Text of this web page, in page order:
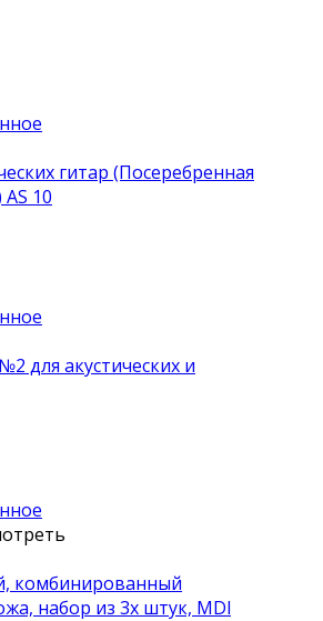
гитар (Посеребренная
10
для акустических и
комбинированный
набор из 3х штук, MDl